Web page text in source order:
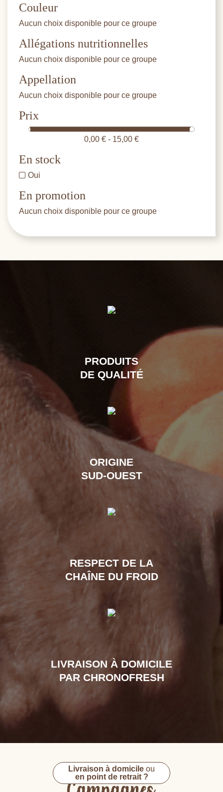
Livraison à domicile ou
en point de retrait ?
Couleur
Aucun choix disponible pour ce groupe
Allégations nutritionnelles
Aucun choix disponible pour ce groupe
Appellation
Aucun choix disponible pour ce groupe
Prix
0,00 € - 15,00 €
En stock
Oui
En promotion
Aucun choix disponible pour ce groupe
PRODUITS
DE QUALITÉ
ORIGINE
SUD-OUEST
RESPECT DE LA
CHAÎNE DU FROID
LIVRAISON À DOMICILE
PAR CHRONOFRESH